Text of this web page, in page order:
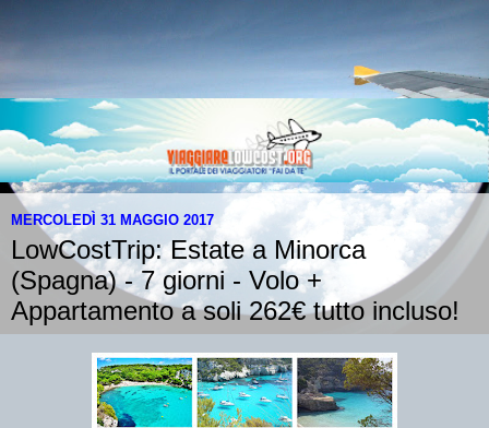
MERCOLEDÌ 31 MAGGIO 2017
LowCostTrip: Estate a Minorca
(Spagna) - 7 giorni - Volo +
Appartamento a soli 262€ tutto incluso!